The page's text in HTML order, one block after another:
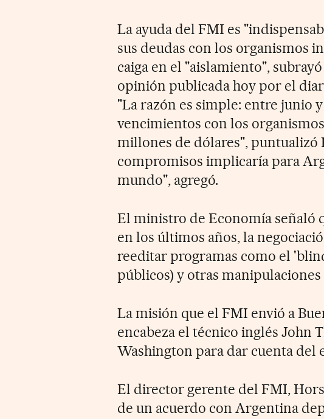
La ayuda del FMI es
sus deudas con los organismos
caiga en el "aislamiento",
opinión publicada hoy por el
"La razón es simple: entre junio
vencimientos con los
millones de dólares", puntualizó
compromisos implicaría para
mundo", agregó.
El ministro de Economía señaló
en los últimos años, la
reeditar programas como el
públicos) y otras manipulaciones
La misión que el FMI envió a
encabeza el técnico inglés John
Washington para dar cuenta del
El director gerente del FMI,
de un acuerdo con Argentina